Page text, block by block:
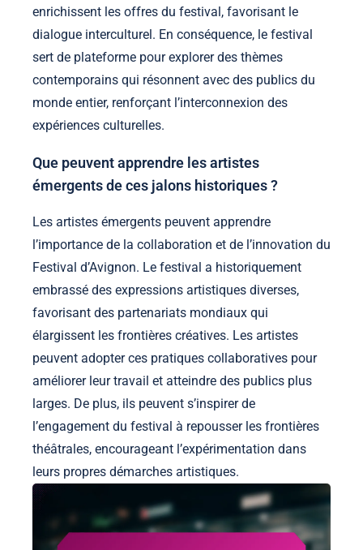
enrichissent les offres du festival, favorisant le
dialogue interculturel. En conséquence, le festival
sert de plateforme pour explorer des thèmes
contemporains qui résonnent avec des publics du
monde entier, renforçant l’interconnexion des
expériences culturelles.
Que peuvent apprendre les artistes
émergents de ces jalons historiques ?
Les artistes émergents peuvent apprendre
l’importance de la collaboration et de l’innovation du
Festival d’Avignon. Le festival a historiquement
embrassé des expressions artistiques diverses,
favorisant des partenariats mondiaux qui
élargissent les frontières créatives. Les artistes
peuvent adopter ces pratiques collaboratives pour
améliorer leur travail et atteindre des publics plus
larges. De plus, ils peuvent s’inspirer de
l’engagement du festival à repousser les frontières
théâtrales, encourageant l’expérimentation dans
leurs propres démarches artistiques.